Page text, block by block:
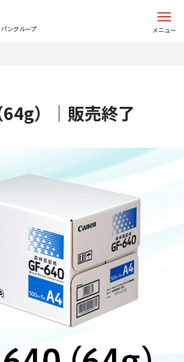
ングループ メニュー
）｜販売終了